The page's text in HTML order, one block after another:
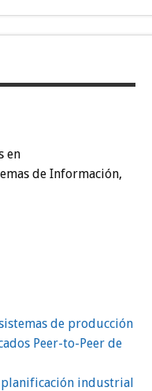
en
de Información,
de producción
Peer-to-Peer de
planificación industrial